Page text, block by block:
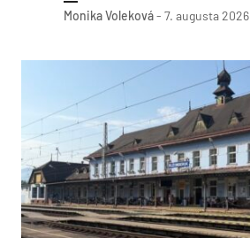
Monika Voleková- 7. augusta 2026